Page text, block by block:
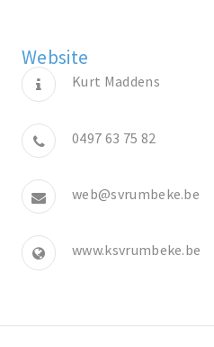
Website
Kurt Maddens
0497 63 75 82
web@svrumbeke.be
www.ksvrumbeke.be